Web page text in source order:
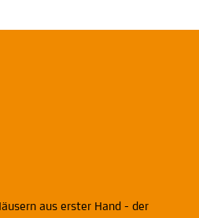
aus erster Hand - der